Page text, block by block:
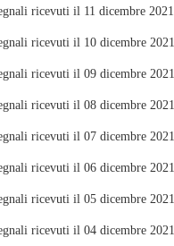
ricevuti il 11 dicembre 2021
ricevuti il 10 dicembre 2021
ricevuti il 09 dicembre 2021
ricevuti il 08 dicembre 2021
ricevuti il 07 dicembre 2021
ricevuti il 06 dicembre 2021
ricevuti il 05 dicembre 2021
ricevuti il 04 dicembre 2021